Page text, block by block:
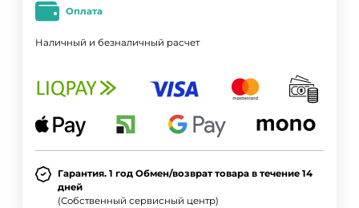
Оплата
Наличный и безналичный расчет
Гарантия. 1 год Обмен/возврат товара в течение 14
дней
(Собственный сервисный центр)